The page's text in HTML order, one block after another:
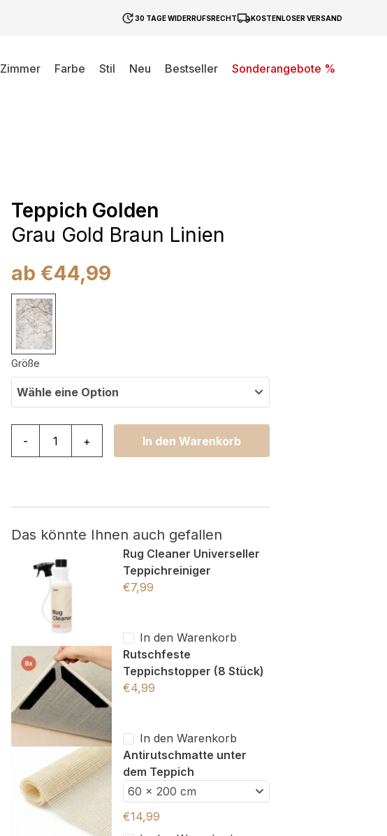
30 TAGE WIDERRUFSRECHT KOSTENLOSER VERSAND
Zimmer Farbe Stil Neu Bestseller
Sonderangebote %
Teppich Golden
Grau Gold Braun Linien
ab €44,99
Größe
Wähle eine Option
- + In den Warenkorb
Das könnte Ihnen auch gefallen
Rug Cleaner Universeller
Teppichreiniger
€7,99
In den Warenkorb
Rutschfeste
Teppichstopper (8 Stück)
€4,99
In den Warenkorb
Antirutschmatte unter
dem Teppich
60 x 200 cm
€14,99